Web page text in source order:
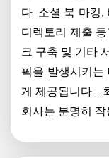
다. 소셜 북 마킹,
디렉토리 제출
크 구축 및 기타
픽을 발생시키는
게 제공됩니다. .
회사는 분명히